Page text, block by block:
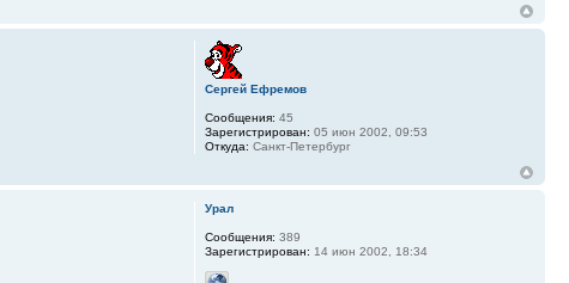
Сергей Ефремов
Сообщения: 45
Зарегистрирован: 05 июн 2002, 09:53
Откуда: Санкт-Петербург
Урал
Сообщения: 389
Зарегистрирован: 14 июн 2002, 18:34